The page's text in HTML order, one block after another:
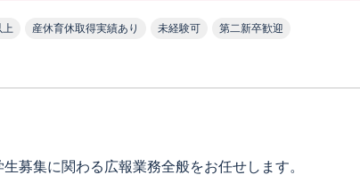
上 産休育休取得実績あり 未経験可 第二新卒歓迎
募集に関わる広報業務全般をお任せします。